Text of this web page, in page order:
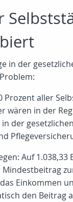
in der
aller
wären in der
der
Auf
Einkommen
den Beitrag